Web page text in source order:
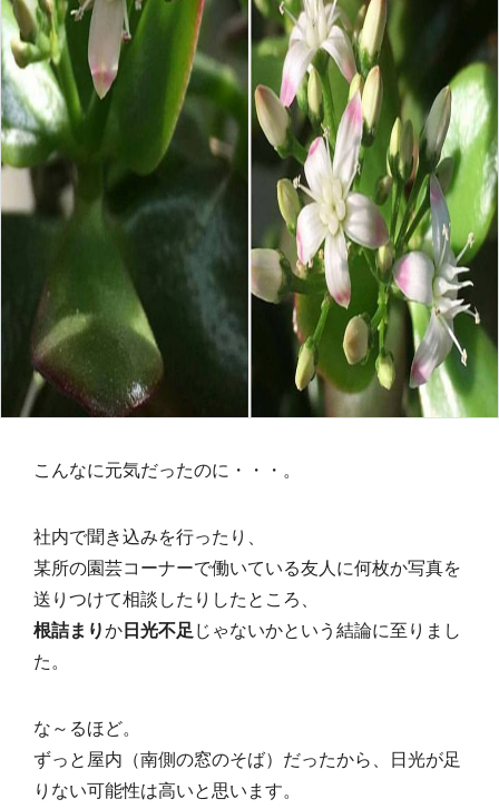
こんなに元気だったのに・・・。
社内で聞き込みを行ったり、
某所の園芸コーナーで働いている友人に何枚か写真を
送りつけて相談したりしたところ、
根詰まりか日光不足じゃないかという結論に至りまし
た。
な～るほど。
ずっと屋内（南側の窓のそば）だったから、日光が足
りない可能性は高いと思います。